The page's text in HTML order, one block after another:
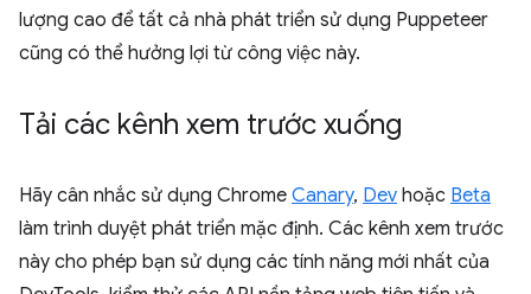
lượng cao để tất cả nhà phát triển sử dụng Puppeteer
cũng có thể hưởng lợi từ công việc này.
Tải các kênh xem trước xuống
Hãy cân nhắc sử dụng Chrome Canary, Dev hoặc Beta
làm trình duyệt phát triển mặc định. Các kênh xem trước
này cho phép bạn sử dụng các tính năng mới nhất của